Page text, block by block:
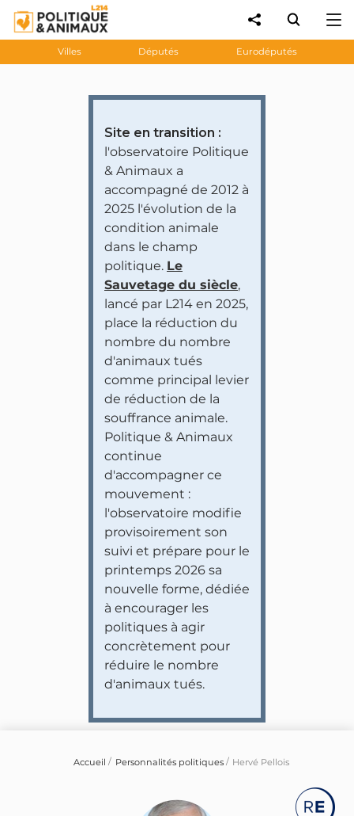
Villes Députés Eurodéputés
Site en transition :
l'observatoire Politique
& Animaux a
accompagné de 2012 à
2025 l'évolution de la
condition animale
dans le champ
politique. Le
Sauvetage du siècle,
lancé par L214 en 2025,
place la réduction du
nombre du nombre
d'animaux tués
comme principal levier
de réduction de la
souffrance animale.
Politique & Animaux
continue
d'accompagner ce
mouvement :
l'observatoire modifie
provisoirement son
suivi et prépare pour le
printemps 2026 sa
nouvelle forme, dédiée
à encourager les
politiques à agir
concrètement pour
réduire le nombre
d'animaux tués.
Accueil Personnalités politiques Hervé Pellois